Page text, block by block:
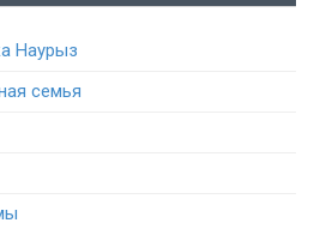
Наурыз
семья